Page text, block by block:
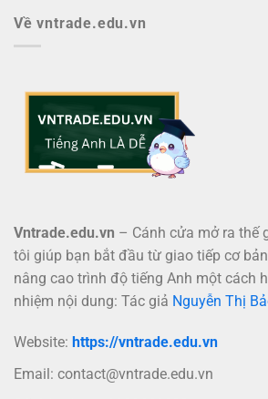
Về vntrade.edu.vn
Vntrade.edu.vn – Cánh cửa mở ra thế
tôi giúp bạn bắt đầu từ giao tiếp cơ
nâng cao trình độ tiếng Anh một cách
nhiệm nội dung: Tác giả Nguyễn Thị
Website: https://vntrade.edu.vn
Email: contact@vntrade.edu.vn